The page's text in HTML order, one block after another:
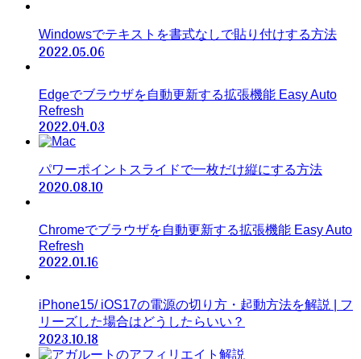
Windowsでテキストを書式なしで貼り付けする方法
2022.05.06
Edgeでブラウザを自動更新する拡張機能 Easy Auto
Refresh
2022.04.03
パワーポイントスライドで一枚だけ縦にする方法
2020.08.10
Chromeでブラウザを自動更新する拡張機能 Easy Auto
Refresh
2022.01.16
iPhone15/ iOS17の電源の切り方・起動方法を解説 | フ
リーズした場合はどうしたらいい？
2023.10.18